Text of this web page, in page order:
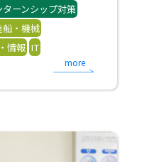
ターンシップ対策
船・機械
情報 IT
more